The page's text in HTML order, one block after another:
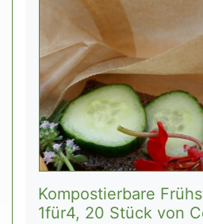
Kompostierbare
1für4, 20 Stück von